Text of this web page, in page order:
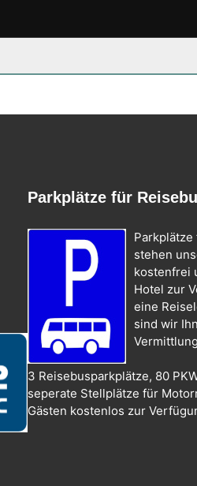
Parkplätze für
stehen
kostenfrei
Hotel zur
eine
sind wir
3 Reisebusparkplätze, 80
seperate Stellplätze für
Gästen kostenlos zur